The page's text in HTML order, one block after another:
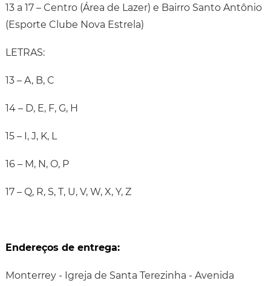
13 a 17 – Centro (Área de Lazer) e Bairro Santo Antônio
(Esporte Clube Nova Estrela)
LETRAS:
13 – A, B, C
14 – D, E, F, G, H
15 – I, J, K, L
16 – M, N, O, P
17 – Q, R, S, T, U, V, W, X, Y, Z
Endereços de entrega:
Monterrey - Igreja de Santa Terezinha - Avenida